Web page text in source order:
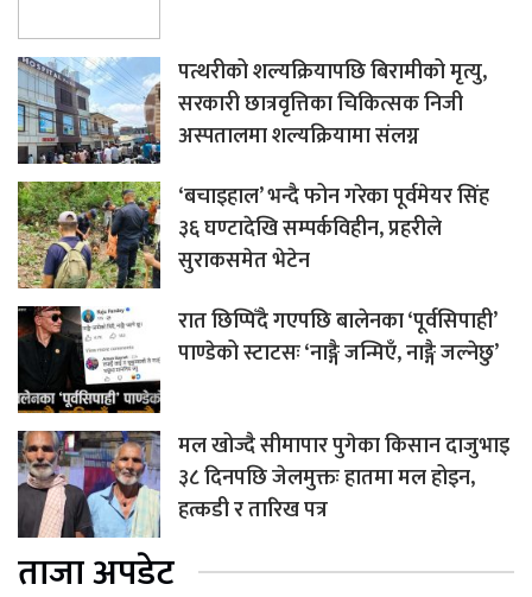
पत्थरीको शल्यक्रियापछि बिरामीको मृत्यु,
सरकारी छात्रवृत्तिका चिकित्सक निजी
अस्पतालमा शल्यक्रियामा संलग्न
‘बचाइहाल’ भन्दै फोन गरेका पूर्वमेयर सिंह
३६ घण्टादेखि सम्पर्कविहीन, प्रहरीले
सुराकसमेत भेटेन
रात छिप्पिँदै गएपछि बालेनका ‘पूर्वसिपाही’
पाण्डेको स्टाटसः ‘नाङ्गै जन्मिएँ, नाङ्गै जल्नेछु’
मल खोज्दै सीमापार पुगेका किसान दाजुभाइ
३८ दिनपछि जेलमुक्तः हातमा मल होइन,
हत्कडी र तारिख पत्र
ताजा अपडेट